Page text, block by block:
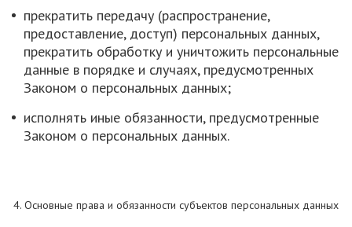
прекратить передачу (распространение,
предоставление, доступ) персональных данных,
прекратить обработку и уничтожить персональные
данные в порядке и случаях, предусмотренных
Законом о персональных данных;
исполнять иные обязанности, предусмотренные
Законом о персональных данных.
4. Основные права и обязанности субъектов персональных данных